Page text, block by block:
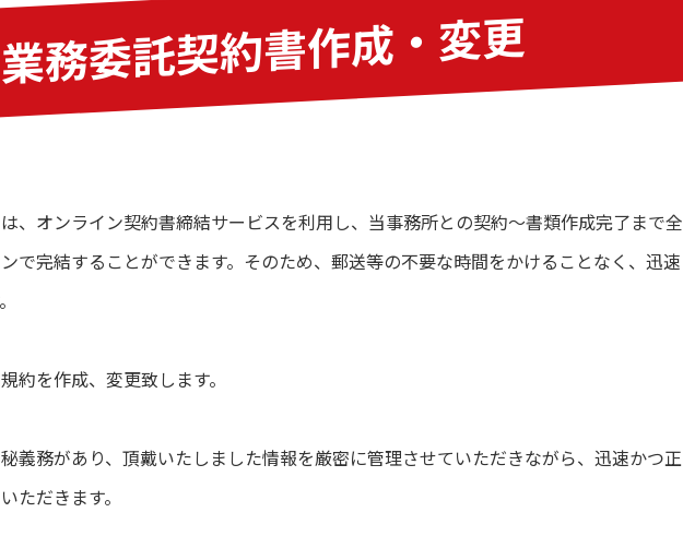
業務委託契約書作成・変更
、オンライン契約書締結サービスを利用し、当事務所との契約～書類作成完了まで全
で完結することができます。そのため、郵送等の不要な時間をかけることなく、迅速
約を作成、変更致します。
義務があり、頂戴いたしました情報を厳密に管理させていただきながら、迅速かつ正
ただきます。